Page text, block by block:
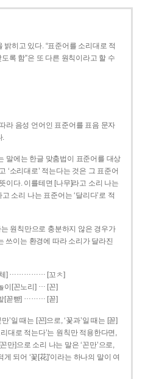
히고 있다. “표준어를 소리대로 적
록 함”은 또 다른 원칙이라고 할 수
라 음성 언어인 표준어를 표음 문자
.
말에는 한글 맞춤법이 표준어를 대상
‘소리대로’ 적는다는 것은 그 표준어
이다. 이를테면 [나무]라고 소리 나는
소리 나는 표준어는 ‘달리다’로 적
원칙만으로 충분하지 않은 경우가
쓰이는 환경에 따라 소리가 달라진
] …………… [꼬ㅊ]
이[꼰노리] … [꼰]
[꼳빧] ……… [꼳]
’일 때는 [꼰]으로, ‘꽃과’일 때는 [꼳]
대로 적는다’는 원칙만 적용한다면,
만]으로 소리 나는 말은 ‘꼰만’으로,
게 되어 ‘꽃[花]’이라는 하나의 말이 여